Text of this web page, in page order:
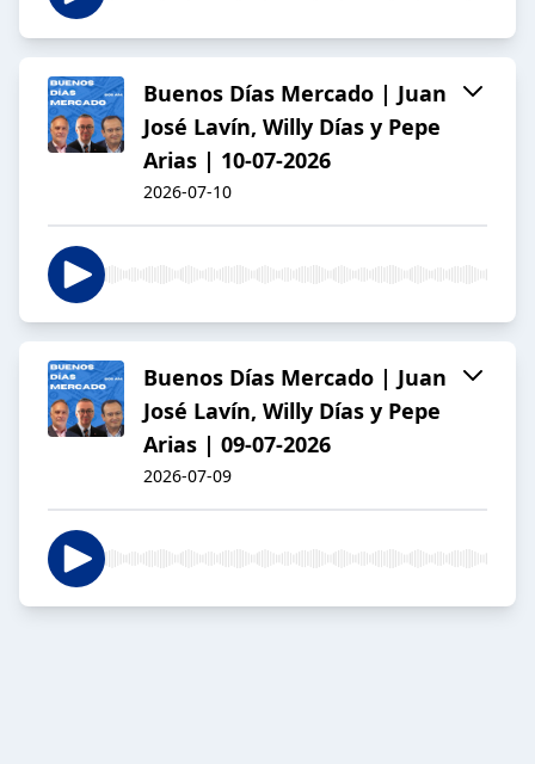
Buenos Días Mercado | Juan
José Lavín, Willy Días y Pepe
Arias | 10-07-2026
2026-07-10
Buenos Días Mercado | Juan
José Lavín, Willy Días y Pepe
Arias | 09-07-2026
2026-07-09